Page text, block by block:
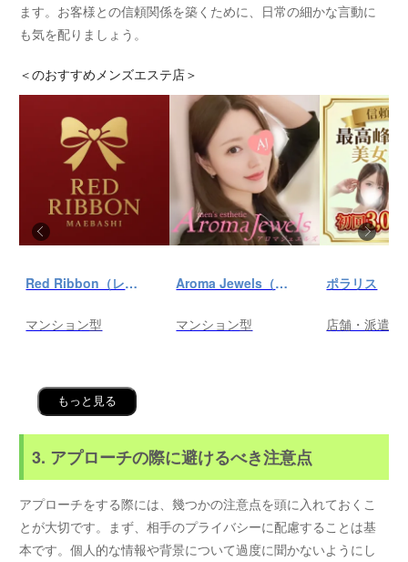
ます。お客様との信頼関係を築くために、日常の細かな言動に
も気を配りましょう。
＜のおすすめメンズエステ店＞
Red Ribbon（レッドリボン）前橋
マンション型
Aroma Jewels（アロマ ジュエルズ）秋葉原ルーム
マンション型
ポラリス
店舗・派遣
もっと見る
3. アプローチの際に避けるべき注意点
アプローチをする際には、幾つかの注意点を頭に入れておくこ
とが大切です。まず、相手のプライバシーに配慮することは基
本です。個人的な情報や背景について過度に聞かないようにし